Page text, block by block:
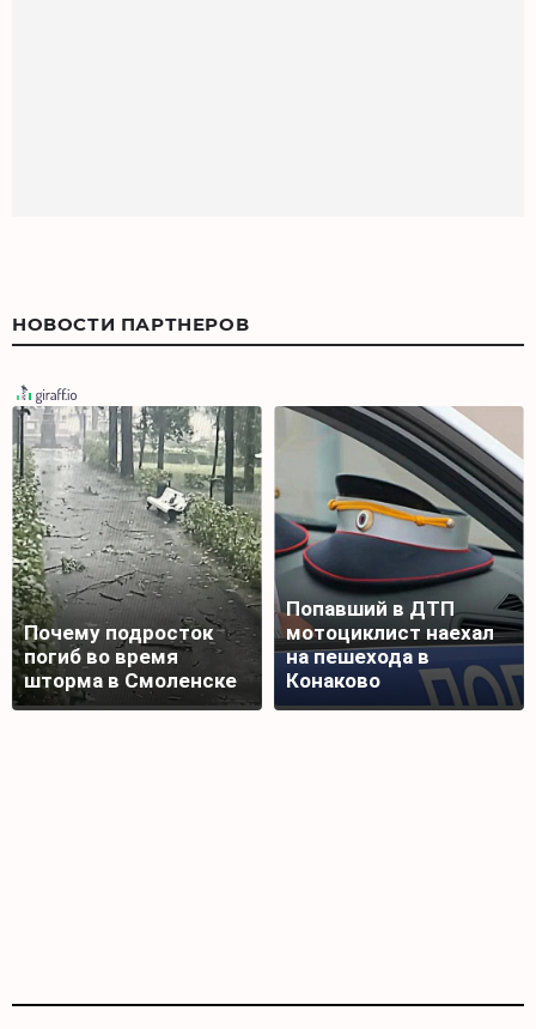
НОВОСТИ ПАРТНЕРОВ
Почему подросток
погиб во время
шторма в Смоленске
Попавший в ДТП
мотоциклист наехал
на пешехода в
Конаково